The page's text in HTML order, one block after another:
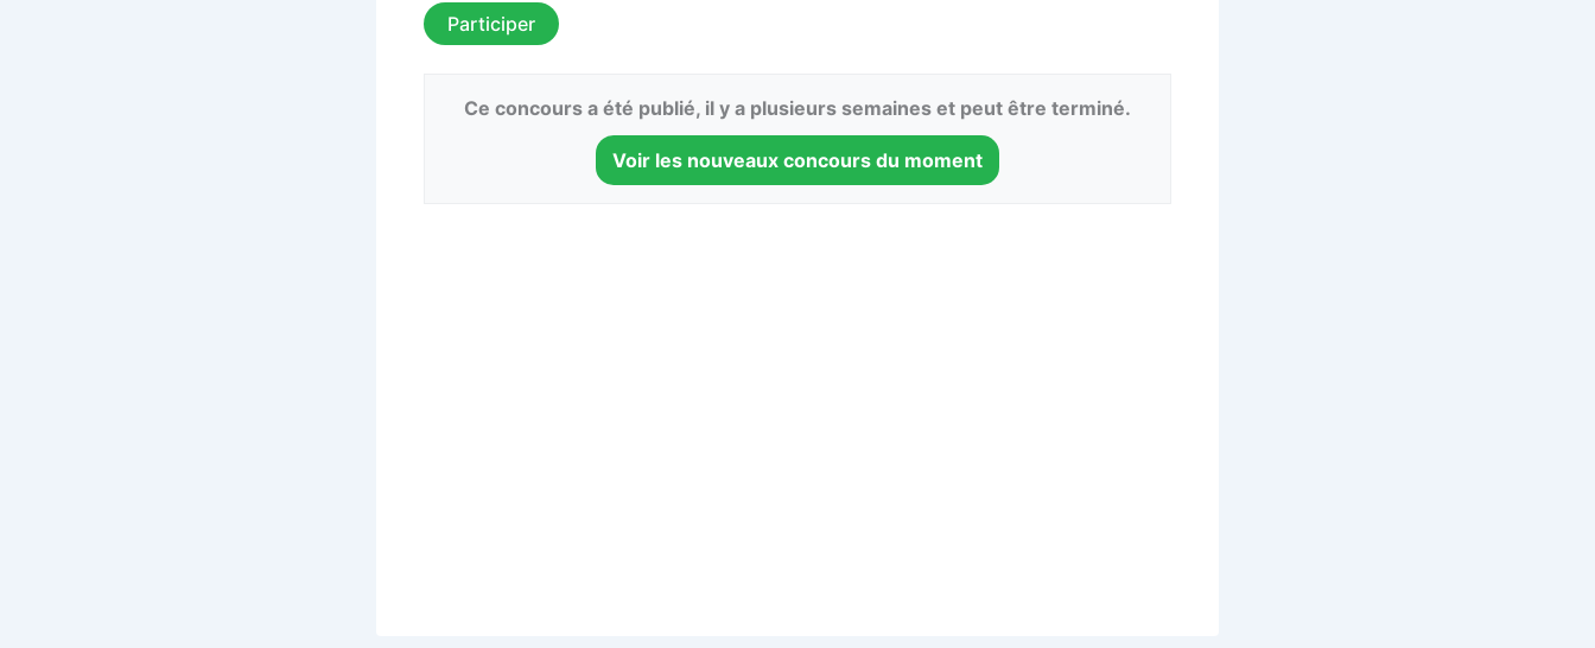
Participer
Ce concours a été publié, il y a plusieurs semaines et peut être terminé.
Voir les nouveaux concours du moment